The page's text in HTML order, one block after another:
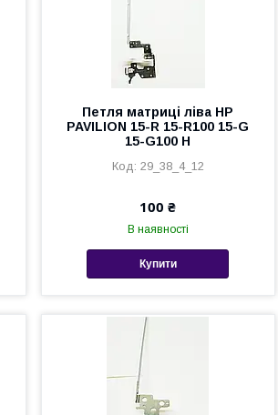
Петля матриці ліва HP
PAVILION 15-R 15-R100 15-G
15-G100 H
29_38_4_12
100 ₴
В наявності
Купити